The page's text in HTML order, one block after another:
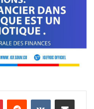
PinterestReddit VKontaktePartager par email